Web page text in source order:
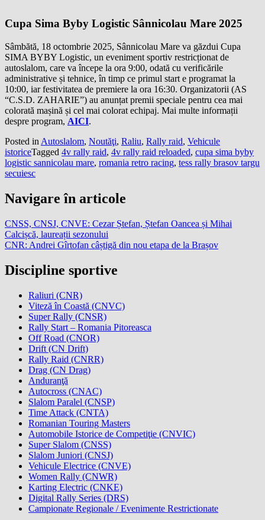
Cupa Sima Byby Logistic Sânnicolau Mare 2025
Sâmbătă, 18 octombrie 2025, Sânnicolau Mare va găzdui Cupa
SIMA BYBY Logistic, un eveniment sportiv restricționat de
autoslalom, care va începe la ora 9:00, odată cu verificările
administrative și tehnice, în timp ce primul start e programat la
10:00, iar festivitatea de premiere la ora 16:30. Organizatorii (AS
“C.S.D. ZAHARIE”) au anunțat premii speciale pentru cea mai
colorată mașină și cel mai colorat echipaj. Mai multe informații
despre program, AICI.
Posted in Autoslalom, Noutăţi, Raliu, Rally raid, Vehicule
istoriceTagged 4v rally raid, 4v rally raid reloaded, cupa sima byby
logistic sannicolau mare, romania retro racing, tess rally brasov targu
secuiesc
Navigare în articole
CNSS, CNSJ, CNVE: Cezar Ștefan, Ștefan Oancea și Mihai
Calcișcă, laureații sezonului
CNR: Andrei Gîrtofan câștigă din nou etapa de la Brașov
Discipline sportive
Raliuri (CNR)
Viteză în Coastă (CNVC)
Super Rally (CNSR)
Rally Start – Romania Pitoreasca
Off Road (CNOR)
Drift (CN Drift)
Rally Raid (CNRR)
Drag (CN Drag)
Anduranţă
Autocross (CNAC)
Slalom Paralel (CNSP)
Time Attack (CNTA)
Romanian Touring Masters
Automobile Istorice de Competiţie (CNVIC)
Super Slalom (CNSS)
Slalom Juniori (CNSJ)
Vehicule Electrice (CNVE)
Women Rally (CNWR)
Karting Electric (CNKE)
Digital Rally Series (DRS)
Campionate Regionale / Evenimente Restrictionate